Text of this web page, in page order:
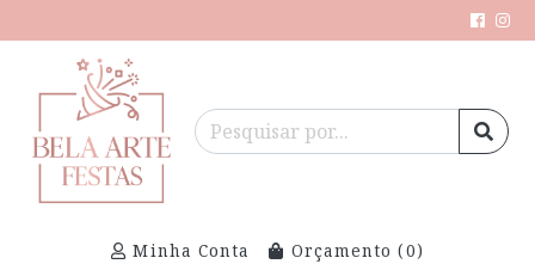
Minha Conta Orçamento (0)